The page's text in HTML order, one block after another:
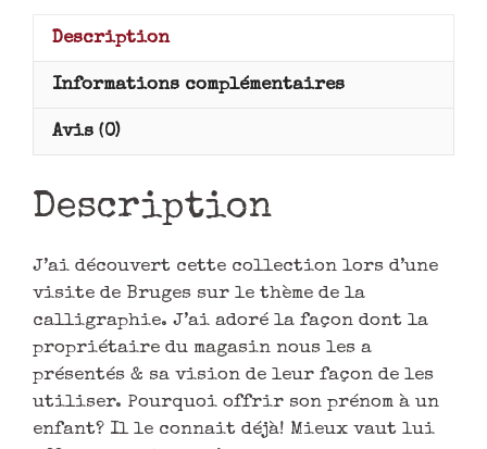
Description
Informations complémentaires
Avis (0)
Description
J’ai découvert cette collection lors d’une
visite de Bruges sur le thème de la
calligraphie. J’ai adoré la façon dont la
propriétaire du magasin nous les a
présentés & sa vision de leur façon de les
utiliser. Pourquoi offrir son prénom à un
enfant? Il le connait déjà! Mieux vaut lui